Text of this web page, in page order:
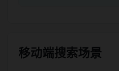
移动端搜索场景